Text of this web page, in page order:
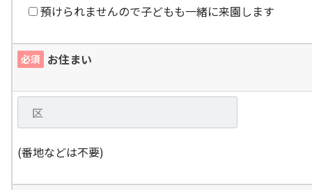
預けられませんので子どもも一緒に来園します
必須 お住まい
(番地などは不要)